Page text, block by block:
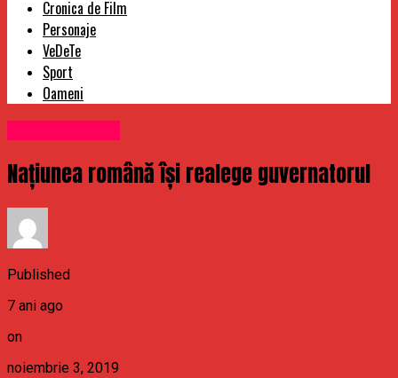
Cronica de Film
Personaje
VeDeTe
Sport
Oameni
Națiunea română își realege guvernatorul
Published
7 ani ago
on
noiembrie 3, 2019